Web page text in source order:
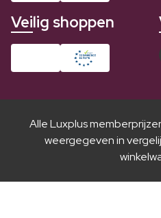
Veilig shoppen
Alle Luxplus
weergegeven in